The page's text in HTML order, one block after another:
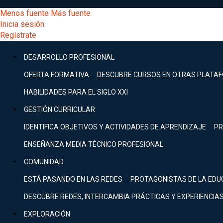
al
contenido
principal
[Educarchile
Escritorio]
Menú
entrar
mi
Menos fuente Más fuente
Inicia sesión
Regístrate
Menú
principal
DESARROLLO PROFESIONAL
OFERTA FORMATIVA DESCUBRE CURSOS EN OTRAS
HABILIDADES PARA EL SIGLO XXI
GESTIÓN CURRICULAR
IDENTIFICA OBJETIVOS Y ACTIVIDADES DE APRENDIZAJE
ENSEÑANZA MEDIA TÉCNICO PROFESIONAL
COMUNIDAD
ESTÁ PASANDO EN LAS REDES PROTAGONISTAS DE LA
DESCUBRE REDES, INTERCAMBIA PRÁCTICAS Y EXPERIENCIAS
EXPLORACIÓN
Buscar
Menú
principal
DESARROLLO
Expand
GESTIÓN
Expand
COMUNIDAD
Expand
EXPLORACIÓN
[Educarchile
Inicia